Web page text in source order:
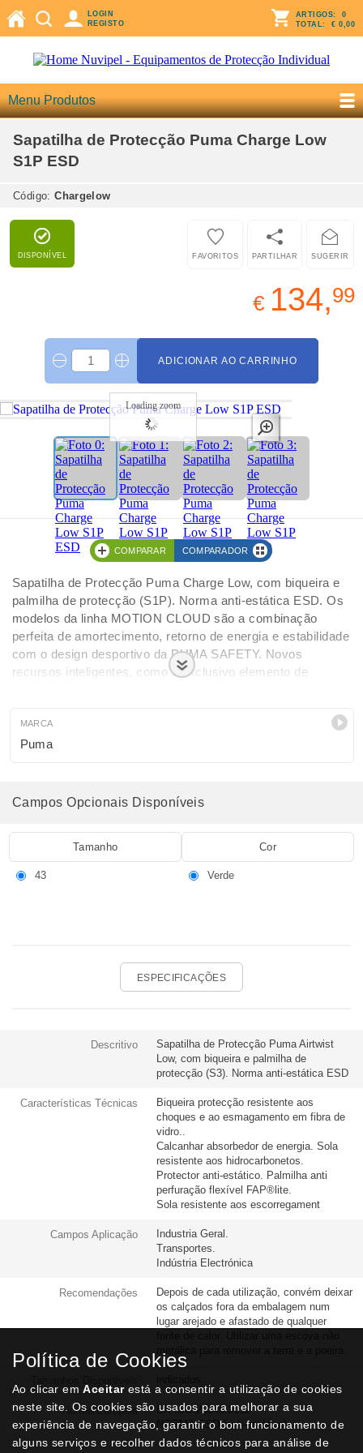
LOGIN
REGISTO
ARTIGOS: 0
TOTAL: € 0,00
Menu Produtos
Sapatilha de Protecção Puma Charge Low
S1P ESD
Código:Chargelow
DISPONÍVEL SUGERIR
PARTILHAR
FAVORITOS
€ 134,99
ADICIONAR AO CARRINHO
Loading zoom
COMPARAR COMPARADOR
Sapatilha de Protecção Puma Charge Low, com biqueira e
palmilha de protecção (S1P). Norma anti-estática ESD. Os
modelos da linha MOTION CLOUD são a combinação
perfeita de amortecimento, retorno de energia e estabilidade
com o design desportivo da PUMA SAFETY. Novos
recursos inteligentes, como o exclusivo elemento de
levam o conforto a um novo nível.
MARCA
Puma
Campos Opcionais Disponíveis
Tamanho
43
Cor
Verde
ESPECIFICAÇÕES
Descritivo
Sapatilha de Protecção Puma Airtwist
Low, com biqueira e palmilha de
protecção (S3). Norma anti-estática ESD
Características Técnicas
Biqueira protecção resistente aos
choques e ao esmagamento em fibra de
vidro..
Calcanhar absorbedor de energia. Sola
resistente aos hidrocarbonetos.
Protector anti-estático. Palmilha anti
perfuração flexível FAP®lite.
Sola resistente aos escorregament
Campos Aplicação
Industria Geral.
Transportes.
Indústria Electrónica
Recomendações
Depois de cada utilização, convém deixar
os calçados fora da embalagem num
lugar arejado e afastado de qualquer
metálica para remover a terra e a poeira.
Norma Europeia
EN ISO 20345:2011
NORMA ESD (anti-estática)
Política de Cookies
Ao clicar emAceitarestá a consentir a utilização de cookies
neste site. Os cookies são usados para melhorar a sua
experiência de navegação, garantir o bom funcionamento de
alguns serviços e recolher dados técnicos para análise de